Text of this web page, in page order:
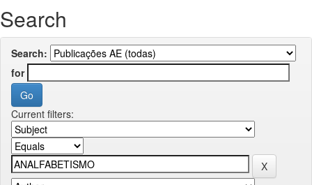
Search
Search:
for
Current filters: